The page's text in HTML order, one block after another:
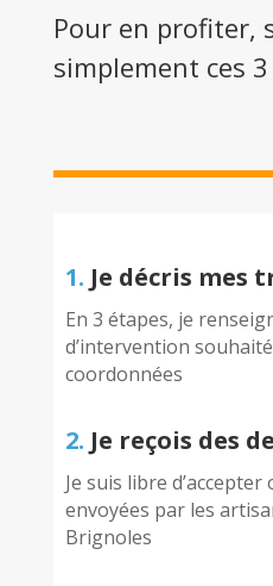
Pour en profiter,
simplement ces
1. Je décris mes
En 3 étapes, je
d’intervention
coordonnées
2. Je reçois des
Je suis libre
envoyées par les
Brignoles